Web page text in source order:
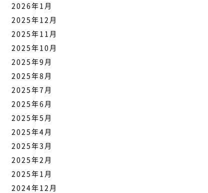
2026年1月
2025年12月
2025年11月
2025年10月
2025年9月
2025年8月
2025年7月
2025年6月
2025年5月
2025年4月
2025年3月
2025年2月
2025年1月
2024年12月